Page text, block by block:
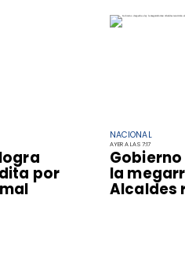
por
NACIONAL
AYER A LAS 7:17
la
Alcaldes